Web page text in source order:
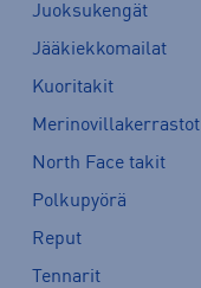
Juoksukengät
Jääkiekkomailat
Kuoritakit
Merinovillakerrastot
North Face takit
Polkupyörä
Reput
Tennarit